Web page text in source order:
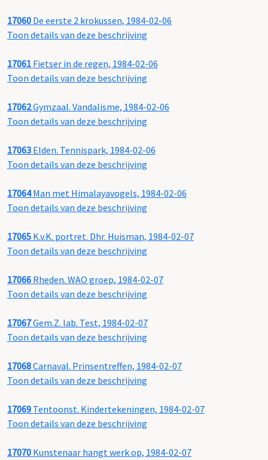
17060 De eerste 2 krokussen, 1984-02-06
Toon details van deze beschrijving
17061 Fietser in de regen, 1984-02-06
Toon details van deze beschrijving
17062Gymzaal. Vandalisme, 1984-02-06
Toon details van deze beschrijving
17063 Elden. Tennispark, 1984-02-06
Toon details van deze beschrijving
17064Man met Himalayavogels, 1984-02-06
Toon details van deze beschrijving
17065 K.v.K. portret. Dhr. Huisman, 1984-02-07
Toon details van deze beschrijving
17066 Rheden. WAO groep, 1984-02-07
Toon details van deze beschrijving
17067Gem.Z. lab. Test, 1984-02-07
Toon details van deze beschrijving
17068Carnaval. Prinsentreffen, 1984-02-07
Toon details van deze beschrijving
17069 Tentoonst. Kindertekeningen, 1984-02-07
Toon details van deze beschrijving
17070 Kunstenaar hangt werk op, 1984-02-07